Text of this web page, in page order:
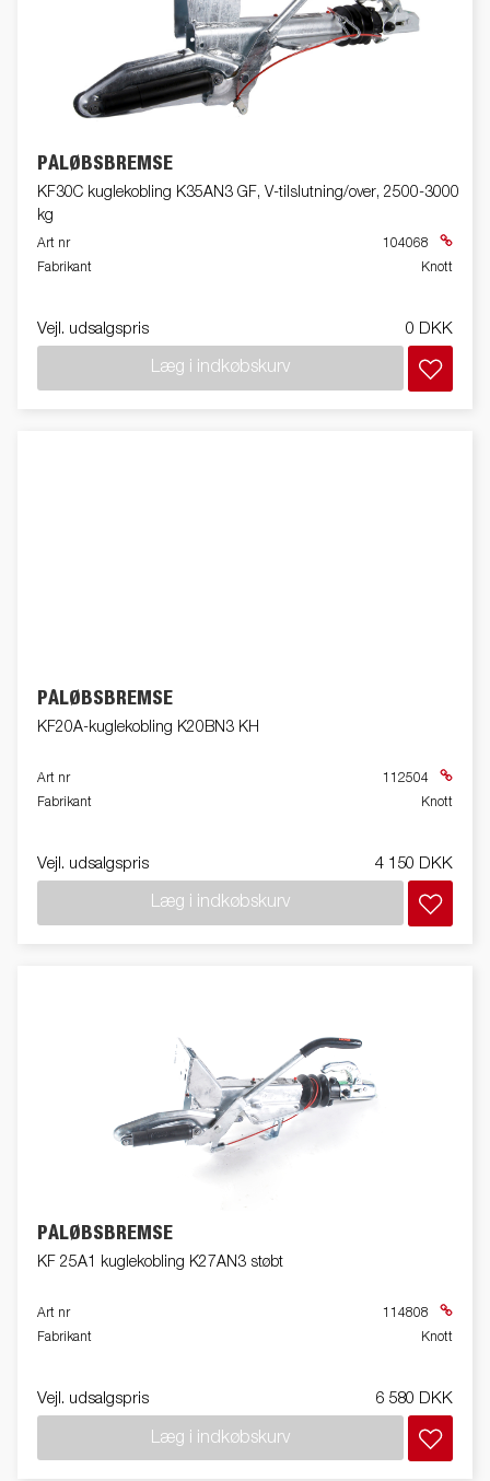
PÅLØBSBREMSE
KF30C kuglekobling K35AN3 GF, V-tilslutning/over, 2500-3000
kg
Art nr
104068
Fabrikant
Knott
Vejl. udsalgspris 0 DKK
Læg i indkøbskurv
PÅLØBSBREMSE
KF20A-kuglekobling K20BN3 KH
Art nr
112504
Fabrikant
Knott
Vejl. udsalgspris 4 150 DKK
Læg i indkøbskurv
PÅLØBSBREMSE
KF 25A1 kuglekobling K27AN3 støbt
Art nr
114808
Fabrikant
Knott
Vejl. udsalgspris 6 580 DKK
Læg i indkøbskurv